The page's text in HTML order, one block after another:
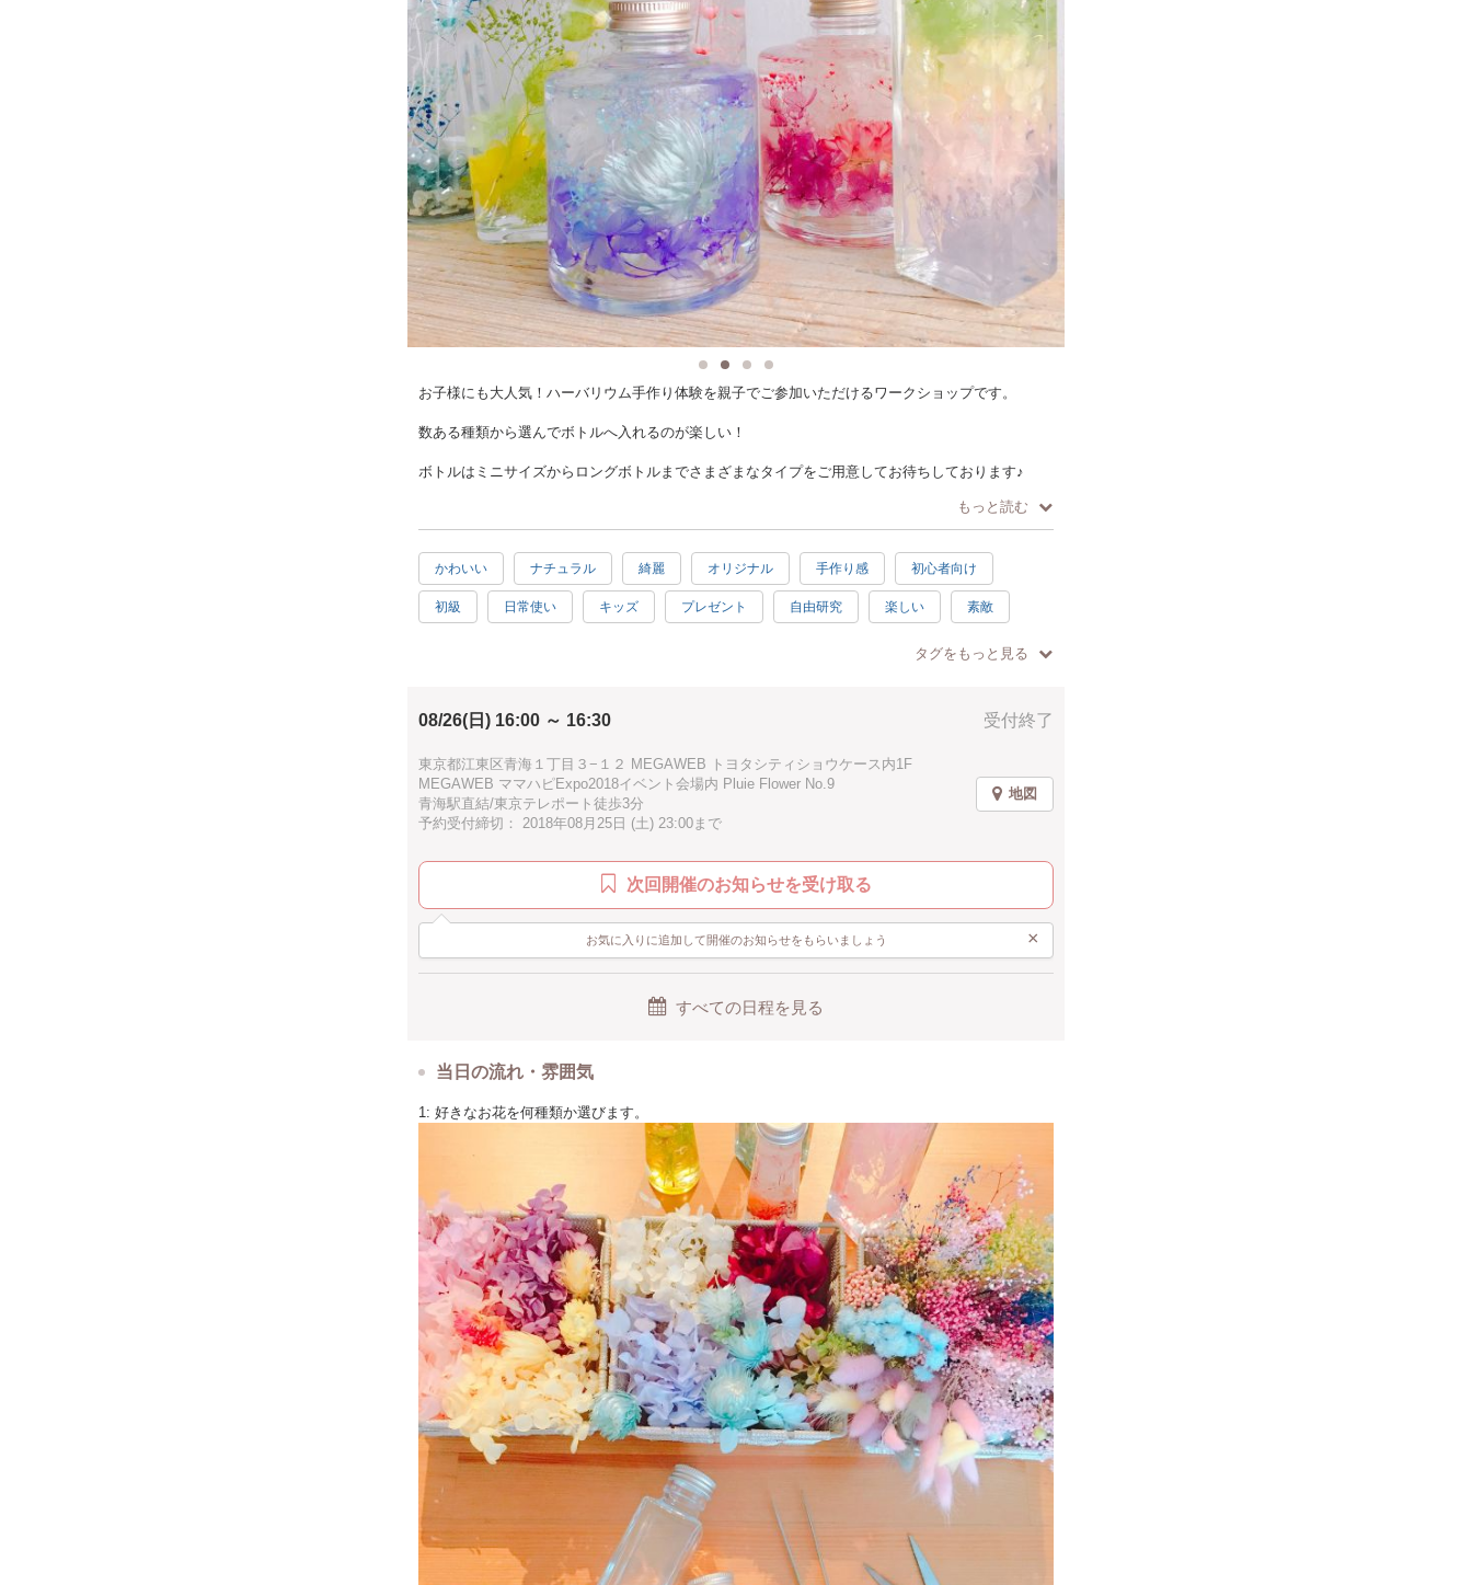
お子様にも大人気！ハーバリウム手作り体験を親子でご参加いただけるワークショップです。
数ある種類から選んでボトルへ入れるのが楽しい！
ボトルはミニサイズからロングボトルまでさまざまなタイプをご用意してお待ちしております♪
夏休みの工作にもピッタリです♪
お子様だけの参加もOKです。
ミニサイズ800円～、ミディアムサイズ1.500円～、ロングサイズ2.000円
時間内でしたら何本作っていただいても結構です。
もっと読む
かわいい ナチュラル 綺麗 オリジナル 手作り感 初心者向け
初級 日常使い キッズ プレゼント 自由研究 楽しい 素敵
親子で参加
タグをもっと見る
受付終了
08/26(日) 16:00 ～ 16:30
東京都江東区青海１丁目３−１２ MEGAWEB トヨタシティショウケース内1F
MEGAWEB ママハピExpo2018イベント会場内 Pluie Flower No.9
青海駅直結/東京テレポート徒歩3分
予約受付締切： 2018年08月25日 (土) 23:00まで
地図
次回開催のお知らせを受け取る
お気に入りに追加して開催のお知らせをもらいましょう ×
すべての日程を見る
当日の流れ・雰囲気
1: 好きなお花を何種類か選びます。